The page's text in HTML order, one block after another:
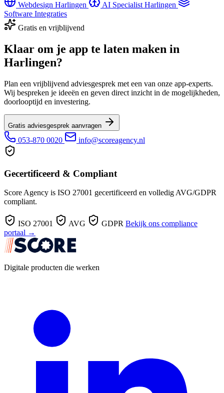
Webdesign Harlingen
AI Specialist Harlingen
Software Integraties
Gratis en vrijblijvend
Klaar om je app te laten maken in
Harlingen?
Plan een vrijblijvend adviesgesprek met een van onze app-experts.
Wij bespreken je ideeën en geven direct inzicht in de mogelijkheden,
doorlooptijd en investering.
Gratis adviesgesprek aanvragen
053-870 0020 info@scoreagency.nl
Gecertificeerd & Compliant
Score Agency is ISO 27001 gecertificeerd en volledig AVG/GDPR
compliant.
ISO 27001 AVG GDPR Bekijk ons compliance
portaal →
Digitale producten die werken